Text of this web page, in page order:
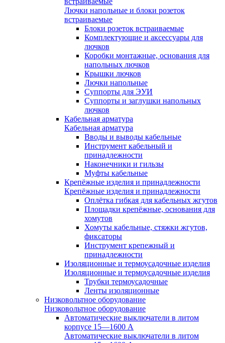
Лючки напольные и блоки розеток
встраиваемые
Блоки розеток встраиваемые
Комплектующие и аксессуары для
лючков
Коробки монтажные, основания для
напольных лючков
Крышки лючков
Лючки напольные
Суппорты для ЭУИ
Суппорты и заглушки напольных
лючков
Кабельная арматура
Кабельная арматура
Вводы и выводы кабельные
Инструмент кабельный и
принадлежности
Наконечники и гильзы
Муфты кабельные
Крепёжные изделия и принадлежности
Крепёжные изделия и принадлежности
Оплётка гибкая для кабельных жгутов
Площадки крепёжные, основания для
хомутов
Хомуты кабельные, стяжки жгутов,
фиксаторы
Инструмент крепежный и
принадлежности
Изоляционные и термоусадочные изделия
Изоляционные и термоусадочные изделия
Трубки термоусадочные
Ленты изоляционные
Низковольтное оборудование
Низковольтное оборудование
Автоматические выключатели в литом
корпусе 15—1600 А
Автоматические выключатели в литом